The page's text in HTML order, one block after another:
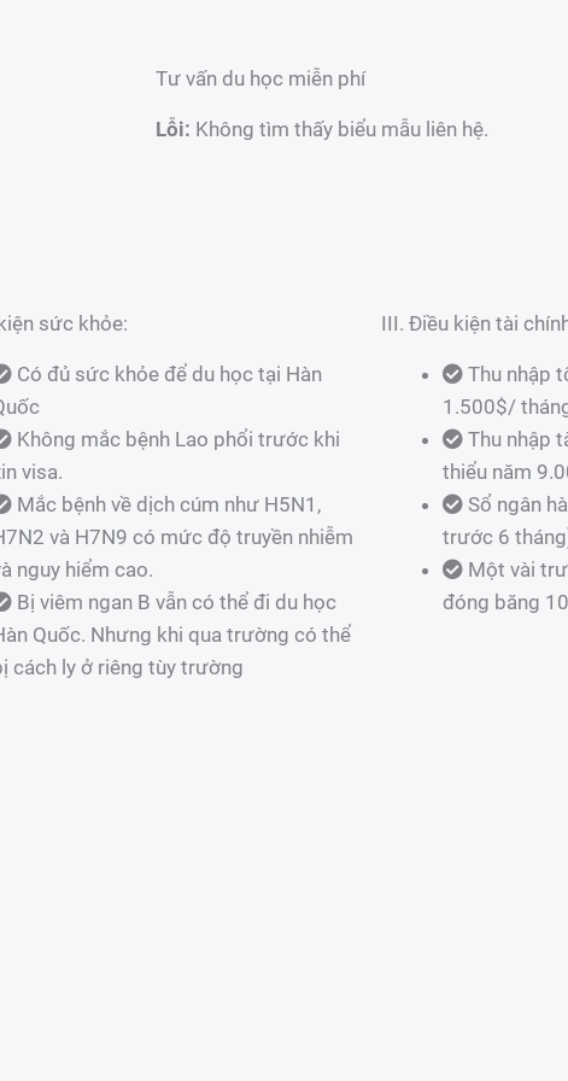
Tư vấn du học miễn phí
Lỗi: Không tìm thấy biểu mẫu liên hệ.
sức khỏe:
Có đủ sức khỏe để du học tại Hàn
Không mắc bệnh Lao phổi trước khi
visa.
Mắc bệnh về dịch cúm như H5N1,
và H7N9 có mức độ truyền nhiễm
nguy hiểm cao.
Bị viêm ngan B vẫn có thể đi du học
Quốc. Nhưng khi qua trường có thể
cách ly ở riêng tùy trường
III. Điều kiện tài
Thu nhập
1.500$/
Thu nhập
thiểu năm
Sổ ngân
trước 6
Một vài
đóng băng